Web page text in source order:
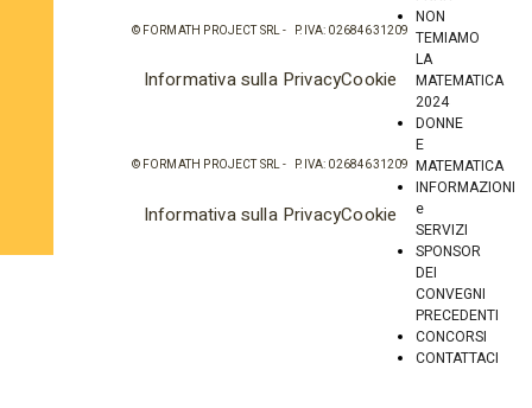
© FORMATH PROJECT SRL - P.IVA: 02684631209
Informativa sulla PrivacyCookie
NON
TEMIAMO
LA
MATEMATICA
2024
DONNE
E
MATEMATICA
INFORMAZIONI
e
SERVIZI
SPONSOR
DEI
CONVEGNI
PRECEDENTI
CONCORSI
CONTATTACI
© FORMATH PROJECT SRL - P.IVA: 02684631209
Informativa sulla PrivacyCookie